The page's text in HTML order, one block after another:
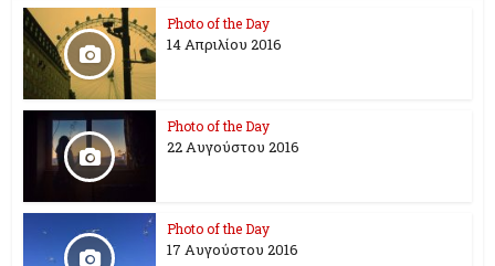
Photo of the Day
14 Απριλίου 2016
Photo of the Day
22 Αυγούστου 2016
Photo of the Day
17 Aυγούστου 2016